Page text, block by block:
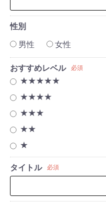
性別
男性 女性
おすすめレベル 必須
★★★★★
★★★★
★★★
★★
★
タイトル 必須